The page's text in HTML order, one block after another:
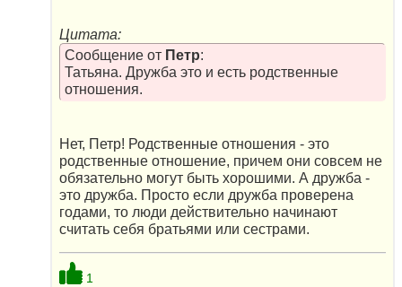
Цитата:
Сообщение от Петр:
Татьяна. Дружба это и есть родственные
отношения.
Нет, Петр! Родственные отношения - это
родственные отношение, причем они совсем не
обязательно могут быть хорошими. А дружба -
это дружба. Просто если дружба проверена
годами, то люди действительно начинают
считать себя братьями или сестрами.
1